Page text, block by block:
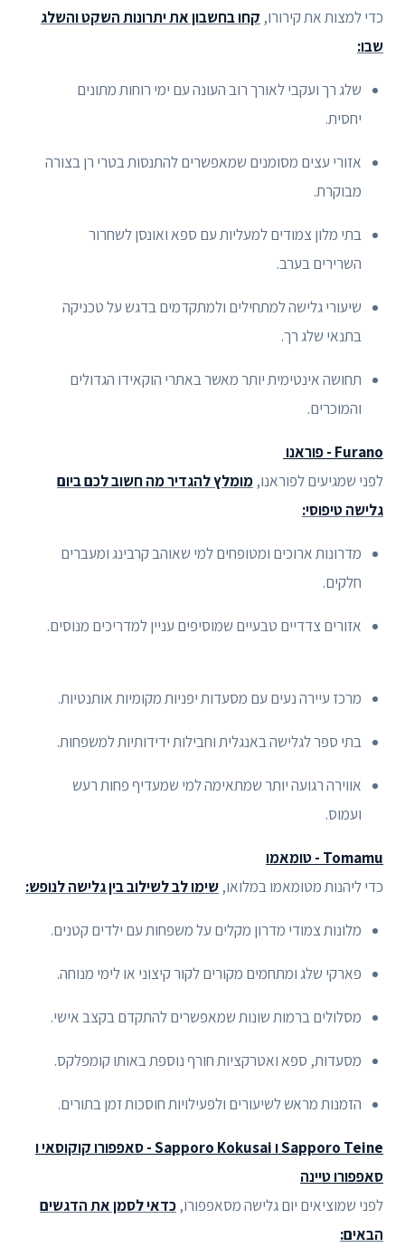
כדי למצות את קירורו, קחו בחשבון את יתרונות השקט והשלג
שבו:
שלג רך ועקבי לאורך רוב העונה עם ימי רוחות מתונים
יחסית.
אזורי עצים מסומנים שמאפשרים להתנסות בטרי רן בצורה
מבוקרת.
בתי מלון צמודים למעליות עם ספא ואונסן לשחרור
השרירים בערב.
שיעורי גלישה למתחילים ולמתקדמים בדגש על טכניקה
בתנאי שלג רך.
תחושה אינטימית יותר מאשר באתרי הוקאידו הגדולים
והמוכרים.
Furano - פוראנו
לפני שמגיעים לפוראנו, מומלץ להגדיר מה חשוב לכם ביום
גלישה טיפוסי:
מדרונות ארוכים ומטופחים למי שאוהב קרבינג ומעברים
חלקים.
אזורים צדדיים טבעיים שמוסיפים עניין למדריכים מנוסים.
מרכז עיירה נעים עם מסעדות יפניות מקומיות אותנטיות.
בתי ספר לגלישה באנגלית וחבילות ידידותיות למשפחות.
אווירה רגועה יותר שמתאימה למי שמעדיף פחות רעש
ועמוס.
Tomamu - טומאמו
כדי ליהנות מטומאמו במלואו, שימו לב לשילוב בין גלישה לנופש:
מלונות צמודי מדרון מקלים על משפחות עם ילדים קטנים.
פארקי שלג ומתחמים מקורים לקור קיצוני או לימי מנוחה.
מסלולים ברמות שונות שמאפשרים להתקדם בקצב אישי.
מסעדות, ספא ואטרקציות חורף נוספת באותו קומפלקס.
הזמנות מראש לשיעורים ולפעילויות חוסכות זמן בתורים.
Sapporo Teine ו Sapporo Kokusai - סאפפורו קוקוסאי ו
סאפפורו טיינה
לפני שמוציאים יום גלישה מסאפפורו, כדאי לסמן את הדגשים
הבאים: